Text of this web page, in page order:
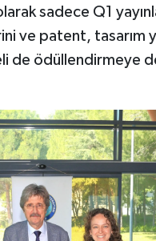
sadece Q1
ve patent, tasarım
de ödüllendirmeye